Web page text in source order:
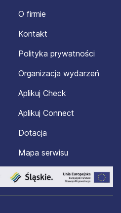
O firmie
Kontakt
Polityka prywatności
Organizacja wydarzeń
Aplikuj Check
Aplikuj Connect
Dotacja
Mapa serwisu